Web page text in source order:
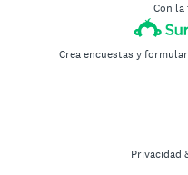
Con la
Crea encuestas y
Privacidad